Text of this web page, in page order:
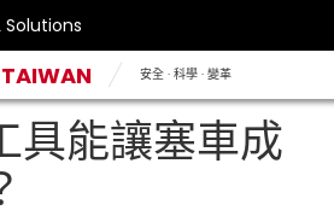
Solutions
安全 · 科學 · 變革
具能讓塞車成